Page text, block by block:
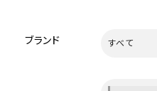
ブランド すべて